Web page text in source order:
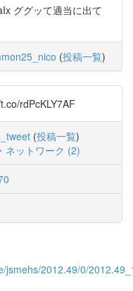
ググッて適当に出て
(投稿一覧)
rdPcKLY7AF
(投稿一覧)
ネットワーク (2)
jsmehs/2012.49/0/